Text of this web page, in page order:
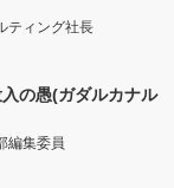
ティング社長
の愚(ガダルカナル
編集委員